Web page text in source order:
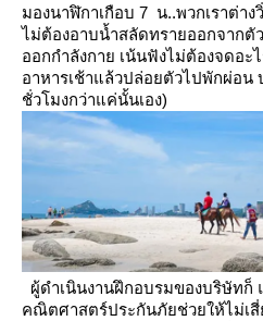
มองนาฬิกาเกือบ 7 น..พวกเราต่า
ไม่ต้องอาบน้ำสลัดทรายออกจากตั
ออกกำลังกาย เน้นฟังไม่ต้องจดอะ
อาหารเช้าแล้วปล่อยตัวไปพักผ่อน
ชั่วโมงกว่าแค่นั้นเอง)
ผู้ดำเนินงานฝึกอบรมของบริษัทก็
คณิตศาสตร์ประกันภัยช่วยให้ไม่เ